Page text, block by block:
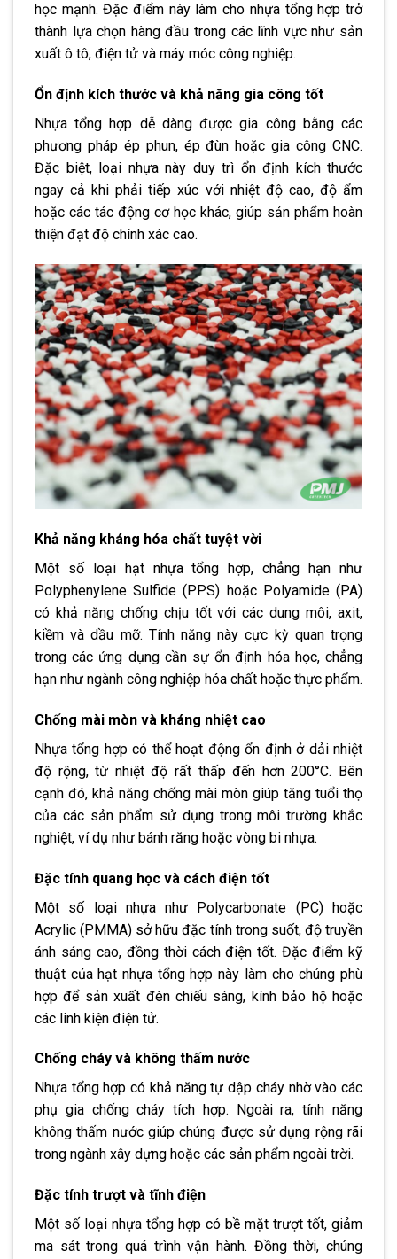
học mạnh. Đặc điểm này làm cho nhựa tổng hợp trở
thành lựa chọn hàng đầu trong các lĩnh vực như sản
xuất ô tô, điện tử và máy móc công nghiệp.
Ổn định kích thước và khả năng gia công tốt
Nhựa tổng hợp dễ dàng được gia công bằng các
phương pháp ép phun, ép đùn hoặc gia công CNC.
Đặc biệt, loại nhựa này duy trì ổn định kích thước
ngay cả khi phải tiếp xúc với nhiệt độ cao, độ ẩm
hoặc các tác động cơ học khác, giúp sản phẩm hoàn
thiện đạt độ chính xác cao.
Khả năng kháng hóa chất tuyệt vời
Một số loại hạt nhựa tổng hợp, chẳng hạn như
Polyphenylene Sulfide (PPS) hoặc Polyamide (PA)
có khả năng chống chịu tốt với các dung môi, axit,
kiềm và dầu mỡ. Tính năng này cực kỳ quan trọng
trong các ứng dụng cần sự ổn định hóa học, chẳng
hạn như ngành công nghiệp hóa chất hoặc thực phẩm.
Chống mài mòn và kháng nhiệt cao
Nhựa tổng hợp có thể hoạt động ổn định ở dải nhiệt
độ rộng, từ nhiệt độ rất thấp đến hơn 200°C. Bên
cạnh đó, khả năng chống mài mòn giúp tăng tuổi thọ
của các sản phẩm sử dụng trong môi trường khắc
nghiệt, ví dụ như bánh răng hoặc vòng bi nhựa.
Đặc tính quang học và cách điện tốt
Một số loại nhựa như Polycarbonate (PC) hoặc
Acrylic (PMMA) sở hữu đặc tính trong suốt, độ truyền
ánh sáng cao, đồng thời cách điện tốt. Đặc điểm kỹ
thuật của hạt nhựa tổng hợp này làm cho chúng phù
hợp để sản xuất đèn chiếu sáng, kính bảo hộ hoặc
các linh kiện điện tử.
Chống cháy và không thấm nước
Nhựa tổng hợp có khả năng tự dập cháy nhờ vào các
phụ gia chống cháy tích hợp. Ngoài ra, tính năng
không thấm nước giúp chúng được sử dụng rộng rãi
trong ngành xây dựng hoặc các sản phẩm ngoài trời.
Đặc tính trượt và tĩnh điện
Một số loại nhựa tổng hợp có bề mặt trượt tốt, giảm
ma sát trong quá trình vận hành. Đồng thời, chúng